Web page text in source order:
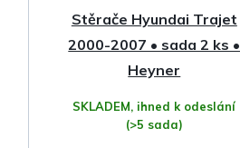
Stěrače Hyundai Trajet
2000-2007 • sada 2 ks •
Heyner
SKLADEM, ihned k odeslání
(>5 sada)